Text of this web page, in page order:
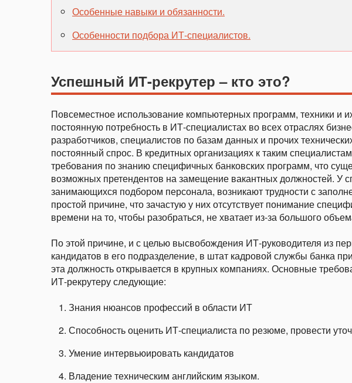
Особенные навыки и обязанности.
Особенности подбора ИТ-специалистов.
Успешный ИТ-рекрутер – кто это?
Повсеместное использование компьютерных программ, техники и
постоянную потребность в ИТ-специалистах во всех отраслях
разработчиков, специалистов по базам данных и прочих
постоянный спрос. В кредитных организациях к таким
требования по знанию специфичных банковских программ, что
возможных претендентов на замещение вакантных должностей. У
занимающихся подбором персонала, возникают трудности с
простой причине, что зачастую у них отсутствует понимание
времени на то, чтобы разобраться, не хватает из-за большого
По этой причине, и с целью высвобождения ИТ-руководителя из
кандидатов в его подразделение, в штат кадровой службы банка
эта должность открывается в крупных компаниях. Основные
ИТ-рекрутеру следующие:
Знания нюансов профессий в области ИТ
Способность оценить ИТ-специалиста по резюме, провести
Умение интервьюировать кандидатов
Владение техническим английским языком.